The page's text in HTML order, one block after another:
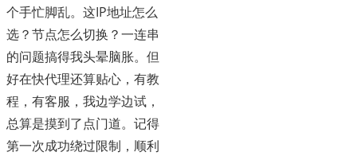
个手忙脚乱。这IP地址怎么
选？节点怎么切换？一连串
的问题搞得我头晕脑胀。但
好在快代理还算贴心，有教
程，有客服，我边学边试，
总算是摸到了点门道。记得
第一次成功绕过限制，顺利